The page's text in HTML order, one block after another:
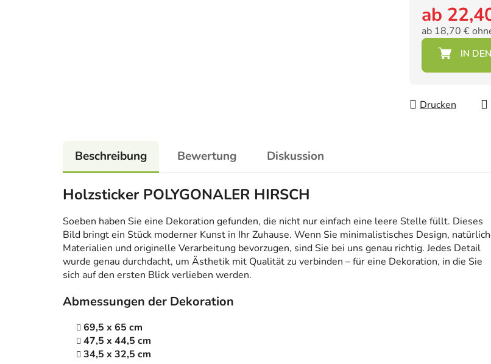
ab
ab 18,70 €
Verkaufspreis:
Drucken
Beschreibung Bewertung Diskussion
Holzsticker POLYGONALER HIRSCH
Soeben haben Sie eine Dekoration gefunden, die nicht nur einfach eine leere Stelle füllt. Dieses
Bild bringt ein Stück moderner Kunst in Ihr Zuhause. Wenn Sie minimalistisches Design,
Materialien und originelle Verarbeitung bevorzugen, sind Sie bei uns genau richtig. Jedes Detail
wurde genau durchdacht, um Ästhetik mit Qualität zu verbinden – für eine Dekoration, in die Sie
sich auf den ersten Blick verlieben werden.
Abmessungen der Dekoration
69,5 x 65 cm
47,5 x 44,5 cm
34,5 x 32,5 cm